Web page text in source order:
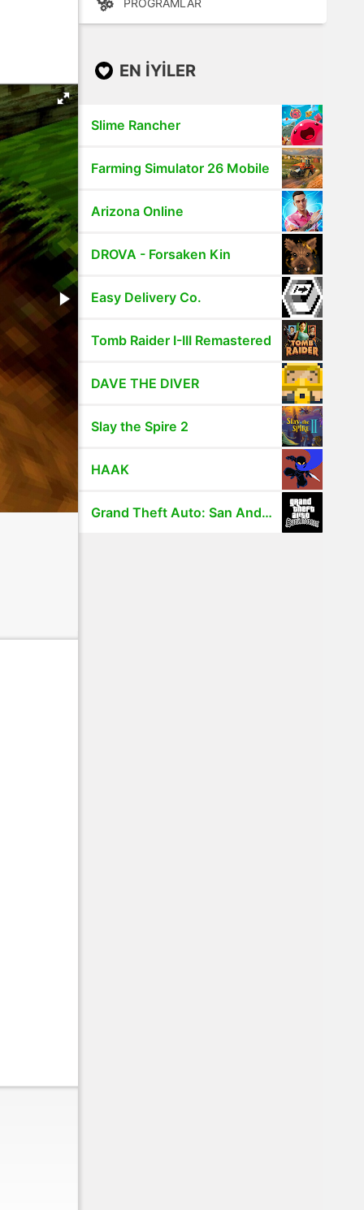
PROGRAMLAR
EN IYILER
Slime Rancher
Farming Simulator 26 Mobile
Arizona Online
DROVA - Forsaken Kin
Easy Delivery Co.
Tomb Raider I-III Remastered
DAVE THE DIVER
Slay the Spire 2
HAAK
Grand Theft Auto: San Andreas